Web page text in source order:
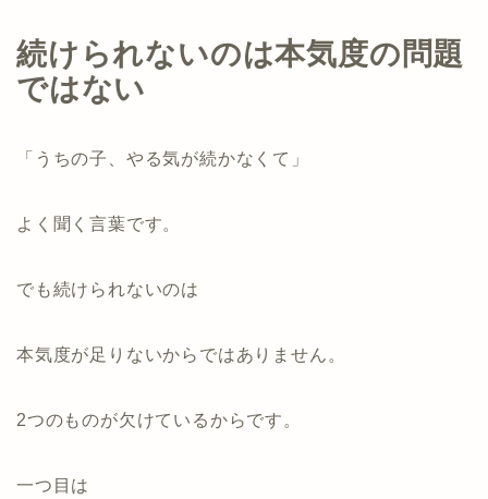
続けられないのは本気度の問題
ではない
「うちの子、やる気が続かなくて」
よく聞く言葉です。
でも続けられないのは
本気度が足りないからではありません。
2つのものが欠けているからです。
一つ目は